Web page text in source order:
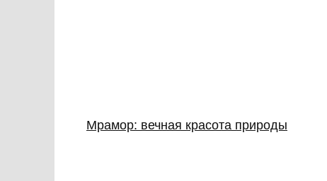
Мрамор: вечная красота природы